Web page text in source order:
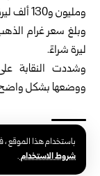
باستخدام هذا الموقع ،
شروط الاستخدام.
ومليون و130 ألف ليرة شراءً.
ليرة شراءً.
وشددت النقابة
ووضعها بشكل واضح
الوسوم:أسعار الذهب